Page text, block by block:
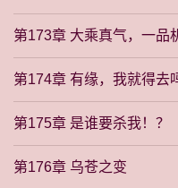
第173章 大乘真气，一品
第174章 有缘，我就得去
第175章 是谁要杀我！？
第176章 乌苍之变